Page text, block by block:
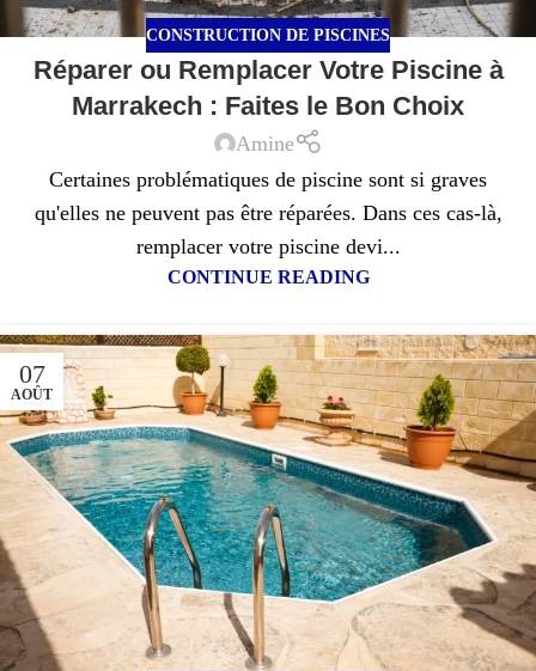
CONSTRUCTION DE PISCINES
Réparer ou Remplacer Votre Piscine à
Marrakech : Faites le Bon Choix
Amine
Certaines problématiques de piscine sont si graves
qu'elles ne peuvent pas être réparées. Dans ces cas-là,
remplacer votre piscine devi...
CONTINUE READING
07
AOÛT